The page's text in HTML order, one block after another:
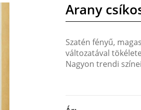
Arany
Szatén fényű,
változatával
Nagyon trendi